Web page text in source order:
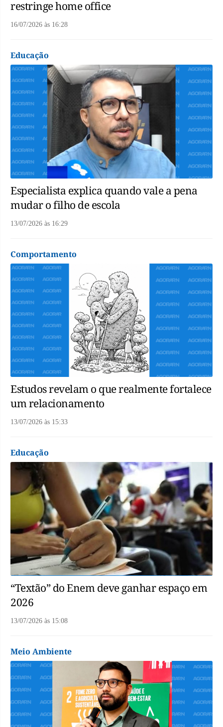
restringe home office
16/07/2026 às 16:28
Educação
Especialista explica quando vale a pena
mudar o filho de escola
13/07/2026 às 16:29
Comportamento
Estudos revelam o que realmente fortalece
um relacionamento
13/07/2026 às 15:33
Educação
“Textão” do Enem deve ganhar espaço em
2026
13/07/2026 às 15:08
Meio Ambiente